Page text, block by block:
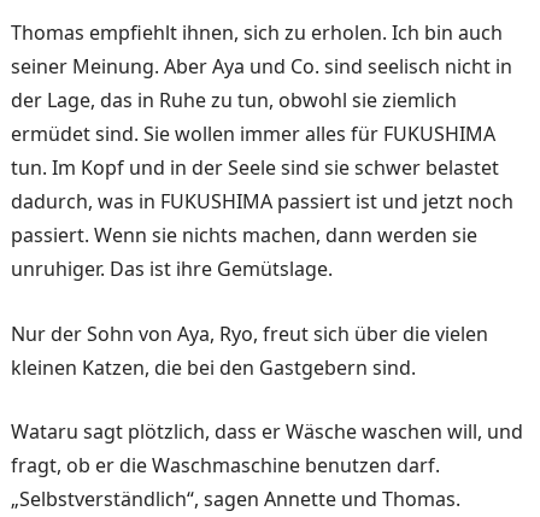
Thomas empfiehlt ihnen, sich zu erholen. Ich bin auch
seiner Meinung. Aber Aya und Co. sind seelisch nicht in
der Lage, das in Ruhe zu tun, obwohl sie ziemlich
ermüdet sind. Sie wollen immer alles für FUKUSHIMA
tun. Im Kopf und in der Seele sind sie schwer belastet
dadurch, was in FUKUSHIMA passiert ist und jetzt noch
passiert. Wenn sie nichts machen, dann werden sie
unruhiger. Das ist ihre Gemütslage.
Nur der Sohn von Aya, Ryo, freut sich über die vielen
kleinen Katzen, die bei den Gastgebern sind.
Wataru sagt plötzlich, dass er Wäsche waschen will, und
fragt, ob er die Waschmaschine benutzen darf.
„Selbstverständlich“, sagen Annette und Thomas.